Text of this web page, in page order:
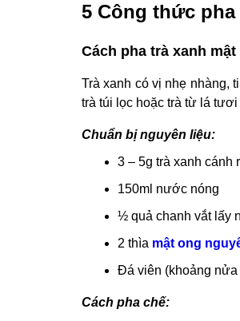
5 Công thức
Cách pha trà xanh
Trà xanh có vị nhẹ nhàng,
trà túi lọc hoặc trà từ lá tươi
Chuẩn bị nguyên liệu:
3 – 5g trà xanh cánh
150ml nước nóng
½ quả chanh vắt lấy
2 thìa mật ong
Đá viên (khoảng nửa
Cách pha chế: